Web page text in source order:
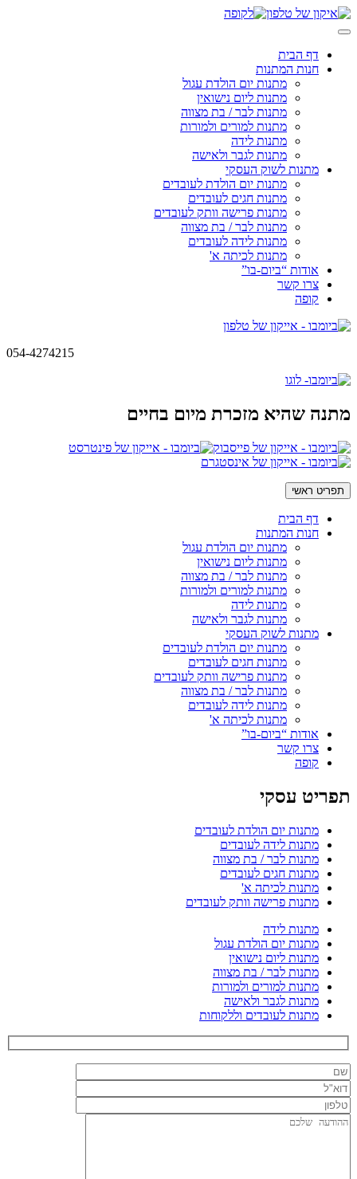
Skip
to
דף הבית
חנות המתנות
מתנות יום הולדת עגול
מתנות ליום נישואין
מתנות לבר / בת מצווה
מתנות למורים ולמורות
מתנות לידה
מתנות לגבר ולאישה
מתנות לשוק העסקי
מתנות יום הולדת לעובדים
מתנות חגים לעובדים
מתנות פרישה וותק לעובדים
מתנות לבר / בת מצווה
מתנות לידה לעובדים
מתנות לכיתה א'
אודות “ביום-בו”
צרו קשר
קופה
054-4274215
מתנה שהיא מזכרת מיום בחיים
תפריט ראשי
דף הבית
חנות המתנות
מתנות יום הולדת עגול
מתנות ליום נישואין
מתנות לבר / בת מצווה
מתנות למורים ולמורות
מתנות לידה
מתנות לגבר ולאישה
מתנות לשוק העסקי
מתנות יום הולדת לעובדים
מתנות חגים לעובדים
מתנות פרישה וותק לעובדים
מתנות לבר / בת מצווה
מתנות לידה לעובדים
מתנות לכיתה א'
אודות “ביום-בו”
צרו קשר
קופה
תפריט עסקי
מתנות יום הולדת לעובדים
מתנות לידה לעובדים
מתנות לבר / בת מצווה
מתנות חגים לעובדים
מתנות לכיתה א'
מתנות פרישה וותק לעובדים
מתנות לידה
מתנות יום הולדת עגול
מתנות ליום נישואין
מתנות לבר / בת מצווה
מתנות למורים ולמורות
מתנות לגבר ולאישה
מתנות לעובדים וללקוחות